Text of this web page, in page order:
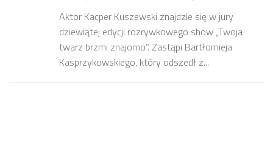
Aktor Kacper Kuszewski znajdzie się w jury
dziewiątej edycji rozrywkowego show „Twoja
twarz brzmi znajomo”. Zastąpi Bartłomieja
Kasprzykowskiego, który odszedł z...